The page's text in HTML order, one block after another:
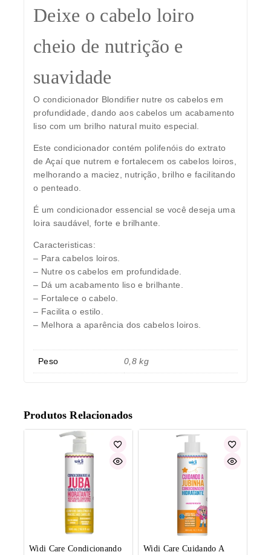
Deixe o cabelo loiro
cheio de nutrição e
suavidade
O condicionador Blondifier nutre os cabelos em
profundidade, dando aos cabelos um acabamento
liso com um brilho natural muito especial.
Este condicionador contém polifenóis do extrato
de Açaí que nutrem e fortalecem os cabelos loiros,
melhorando a maciez, nutrição, brilho e facilitando
o penteado.
É um condicionador essencial se você deseja uma
loira saudável, forte e brilhante.
Caracteristicas:
– Para cabelos loiros.
– Nutre os cabelos em profundidade.
– Dá um acabamento liso e brilhante.
– Fortalece o cabelo.
– Facilita o estilo.
– Melhora a aparência dos cabelos loiros.
Peso 0,8 kg
Produtos Relacionados
Widi Care Condicionando Widi Care Cuidando A